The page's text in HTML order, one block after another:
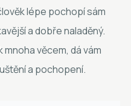
lépe pochopí sám
a dobře naladěný.
věcem, dá vám
a pochopení.